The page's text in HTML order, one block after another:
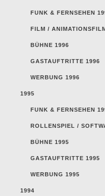
FUNK & FERNSEHEN
FILM /
BÜHNE 1996
GASTAUFTRITTE 1996
WERBUNG 1996
1995
FUNK & FERNSEHEN
ROLLENSPIEL /
BÜHNE 1995
GASTAUFTRITTE 1995
WERBUNG 1995
1994